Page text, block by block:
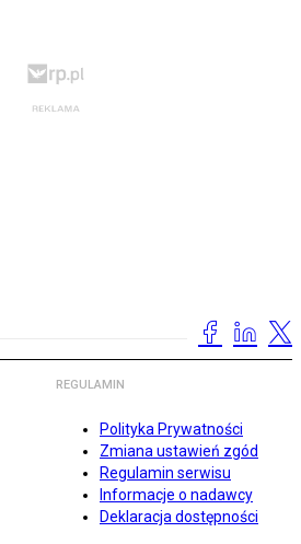
REGULAMIN
Polityka Prywatności
Zmiana ustawień zgód
Regulamin serwisu
Informacje o nadawcy
Deklaracja dostępności